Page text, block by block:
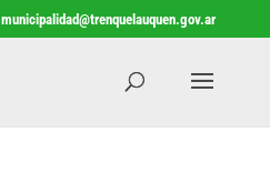
municipalidad@trenquelauquen.gov.ar